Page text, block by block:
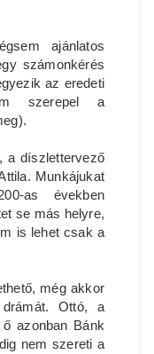
ajánlatos
számonkérés
az eredeti
szerepel a
a díszlettervező
Munkájukat
as években
se más helyre,
is lehet csak a
még akkor
Ottó, a
azonban Bánk
nem szereti a